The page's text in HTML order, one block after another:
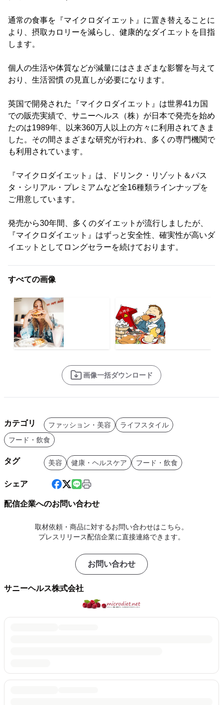
通常の食事を『マイクロダイエット』に置き替えることに
より、摂取カロリーを減らし、健康的なダイエットを目指
します。
個人の生活や体質などが減量にはさまざまな影響を与えて
おり、生活習慣 の見直しが必要になります。
英国で開発された『マイクロダイエット』は世界41カ国
での販売実績で、サニーヘルス（株）が日本で発売を始め
たのは1989年、以来360万人以上の方々に利用されてきま
した。その間さまざまな研究が行われ、多くの専門機関で
も利用されています。
『マイクロダイエット』は、ドリンク・リゾット＆パス
タ・シリアル・プレミアムなど全16種類ラインナップを
ご用意しています。
発売から30年間、多くのダイエットが流行しましたが、
『マイクロダイエット』はずっと安全性、確実性が高いダ
イエットとしてロングセラーを続けております。
すべての画像
画像一括ダウンロード
カテゴリ ファッション・美容
ライフスタイル
フード・飲食
タグ 美容 健康・ヘルスケア フード・飲食
シェア
配信企業へのお問い合わせ
取材依頼・商品に対するお問い合わせはこちら。
プレスリリース配信企業に直接連絡できます。
お問い合わせ
サニーヘルス株式会社